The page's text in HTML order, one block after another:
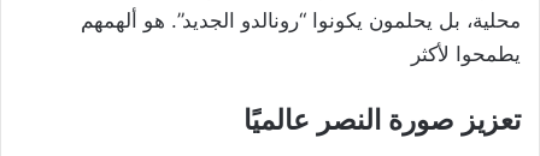
محلية، بل يحلمون يكونوا “رونالدو الجديد”. هو ألهمهم
يطمحوا لأكثر
تعزيز صورة النصر عالميًا